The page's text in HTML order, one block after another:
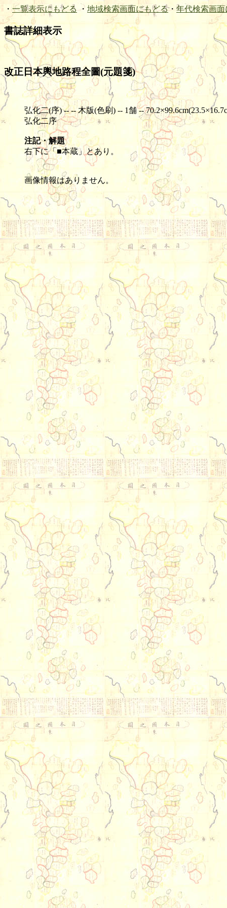
・ 一覧表示にもどる ・ 地域検索画面にもどる・ 年代検索画面
書誌詳細表示
改正日本輿地路程全圖(元題箋)
弘化二(序) -- -- 木版(色刷) -- 1舗 --
弘化二序
注記・解題
右下に「■本蔵」とあり。
画像情報はありません。